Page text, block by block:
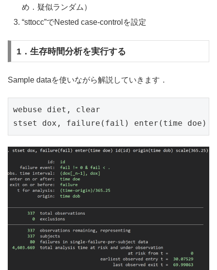
め．疑似ランダム）
“sttocc”でNested case-controlを設定
1．生存時間分析を実行する
Sample dataを使いながら解説していきます．
webuse diet, clear
stset dox, failure(fail) enter(time doe)